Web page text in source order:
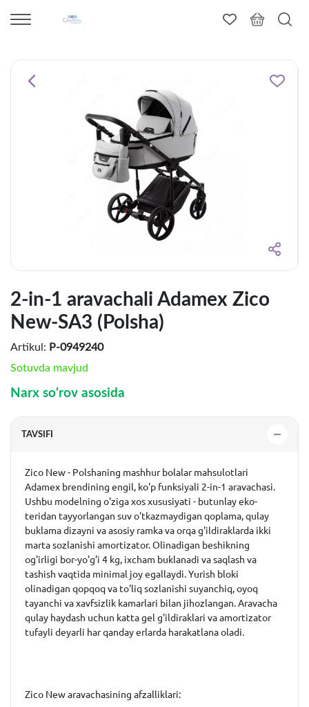
2-in-1 aravachali Adamex Zico
New-SA3 (Polsha) ​
Artikul: P-0949240
Sotuvda mavjud
Narx so'rov asosida
TAVSIFI
Zico New - Polshaning mashhur bolalar mahsulotlari
Adamex brendining engil, ko'p funksiyali 2-in-1 aravachasi.
Ushbu modelning o'ziga xos xususiyati - butunlay eko-
teridan tayyorlangan suv o'tkazmaydigan qoplama, qulay
buklama dizayni va asosiy ramka va orqa g'ildiraklarda ikki
marta sozlanishi amortizator. Olinadigan beshikning
og'irligi bor-yo'g'i 4 kg, ixcham buklanadi va saqlash va
tashish vaqtida minimal joy egallaydi. Yurish bloki
olinadigan qopqoq va to'liq sozlanishi suyanchiq, oyoq
tayanchi va xavfsizlik kamarlari bilan jihozlangan. Aravacha
qulay haydash uchun katta gel g'ildiraklari va amortizator
tufayli deyarli har qanday erlarda harakatlana oladi.
Zico New aravachasining afzalliklari: